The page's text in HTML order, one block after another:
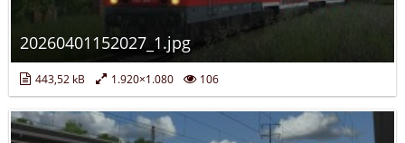
20260401152027_1.jpg
443,52 kB 1.920×1.080 106